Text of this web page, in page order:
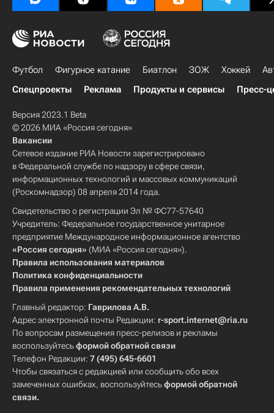
Футбол Фигурное катание Биатлон ЗОЖ Хоккей
Спецпроекты
Реклама Продукты и сервисы Пресс-
Версия 2023.1 Beta
© 2026 МИА «Россия сегодня»
Вакансии
Сетевое издание РИА Новости зарегистрировано
в Федеральной службе по надзору в сфере связи,
информационных технологий и массовых коммуникаций
(Роскомнадзор) 08 апреля 2014 года.
Свидетельство о регистрации Эл № ФС77-57640
Учредитель: Федеральное государственное унитарное
предприятие Международное информационное агентство
«Россия сегодня» (МИА «Россия сегодня»).
Правила использования материалов
Политика конфиденциальности
Правила применения рекомендательных технологий
Главный редактор: Гаврилова А.В.
Адрес электронной почты Редакции: r-sport.internet@ria.ru
По вопросам размещения пресс-релизов и рекламы
воспользуйтесьформой обратной связи
Телефон Редакции: 7 (495) 645-6601
Чтобы связаться с редакцией или сообщить обо всех
замеченных ошибках, воспользуйтесьформой обратной
связи.